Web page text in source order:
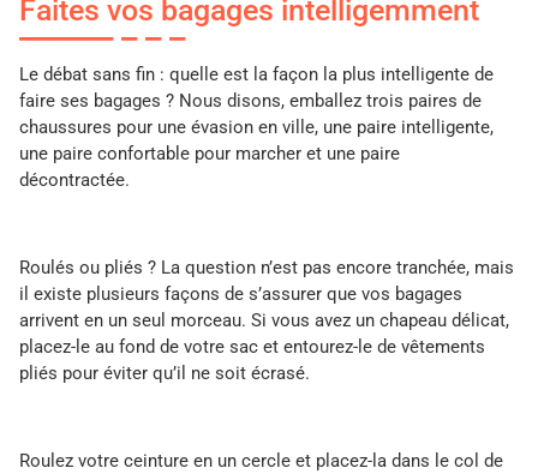
Faites vos bagages intelligemment
Le débat sans fin : quelle est la façon la plus intelligente de
faire ses bagages ? Nous disons, emballez trois paires de
chaussures pour une évasion en ville, une paire intelligente,
une paire confortable pour marcher et une paire
décontractée.
Roulés ou pliés ? La question n’est pas encore tranchée, mais
il existe plusieurs façons de s’assurer que vos bagages
arrivent en un seul morceau. Si vous avez un chapeau délicat,
placez-le au fond de votre sac et entourez-le de vêtements
pliés pour éviter qu’il ne soit écrasé.
Roulez votre ceinture en un cercle et placez-la dans le col de